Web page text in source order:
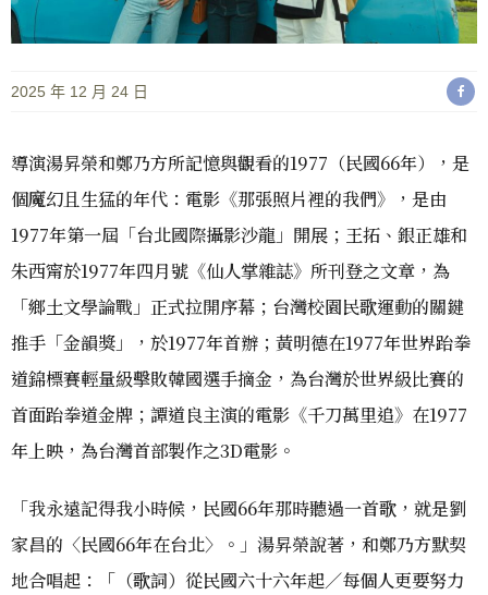
2025 年 12 月 24 日
導演湯昇榮和鄭乃方所記憶與觀看的1977（民國66年），是
個魔幻且生猛的年代：電影《那張照片裡的我們》，是由
1977年第一屆「台北國際攝影沙龍」開展；王拓、銀正雄和
朱西甯於1977年四月號《仙人掌雜誌》所刊登之文章，為
「鄉土文學論戰」正式拉開序幕；台灣校園民歌運動的關鍵
推手「金韻獎」，於1977年首辦；黃明德在1977年世界跆拳
道錦標賽輕量級擊敗韓國選手摘金，為台灣於世界級比賽的
首面跆拳道金牌；譚道良主演的電影《千刀萬里追》在1977
年上映，為台灣首部製作之3D電影。
「我永遠記得我小時候，民國66年那時聽過一首歌，就是劉
家昌的〈民國66年在台北〉。」湯昇榮說著，和鄭乃方默契
地合唱起：「（歌詞）從民國六十六年起／每個人更要努力